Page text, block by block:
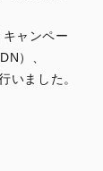
ャンペー
）、
いました。